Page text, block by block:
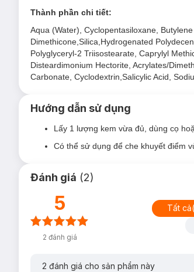
Thành phần chi tiết:
Aqua (Water), Cyclopentasiloxane,
Dimethicone,Silica,Hydrogenated
Polyglyceryl-2 Triisostearate, Caprylyl
Disteardimonium Hectorite, Acrylates/
Carbonate, Cyclodextrin,Salicylic Acid,
Hướng dẫn sử dụng
Lấy 1 lượng kem vừa đủ, dùng cọ
Có thể sử dụng để che khuyết điểm
Đánh giá (2)
5
2 đánh giá
Tất cả
2 đánh giá cho sản phẩm này